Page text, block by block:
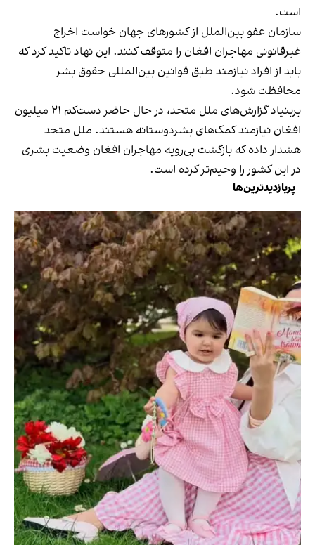
است.
سازمان عفو بین‌الملل از کشورهای جهان خواست اخراج
غیرقانونی مهاجران افغان را متوقف کنند. این نهاد تاکید کرد که
باید از افراد نیازمند طبق قوانین بین‌المللی حقوق بشر
محافظت شود.
بربنیاد گزارش‌های ملل متحد، در حال حاضر دست‌کم ۲۱ میلیون
افغان نیازمند کمک‌های بشردوستانه هستند. ملل متحد
هشدار داده که بازگشت بی‌رویه مهاجران افغان وضعیت بشری
در این کشور را وخیم‌تر کرده است.
پربازدیدترین‌ها